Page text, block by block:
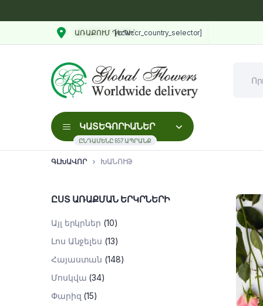
ԱՌԱՔՈՒՄ ԴԵՊԻ՝[vcwccr_country_selector]
ԿԱՏԵԳՈՐԻԱՆԵՐ
ԸՆԴԱՄԵՆԸ 657 ԱՊՐԱՆՔ
ԳԼԽԱՎՈՐ ԽԱՆՈՒԹ
ԸՍՏ ԱՌԱՔՄԱՆ ԵՐԿՐՆԵՐԻ
Այլ երկրներ (10)
Լոս Անջելես (13)
Հայաստան (148)
Մոսկվա (34)
Փարիզ (15)